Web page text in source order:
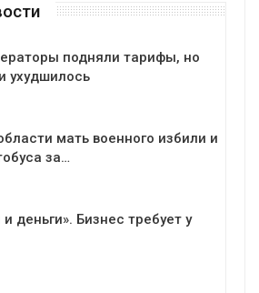
подняли тарифы, но
ухудшилось
мать военного избили и
за…
деньги». Бизнес требует у